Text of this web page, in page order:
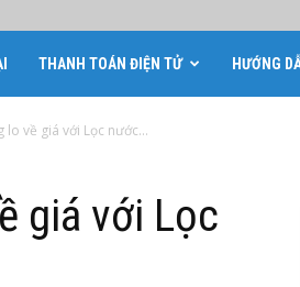
THANH TOÁN ĐIỆN TỬ HƯỚNG
lo về giá với Lọc nước...
giá với Lọc